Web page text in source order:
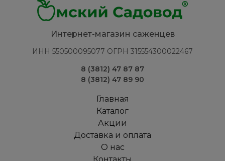
Интернет-магазин саженцев
ИНН 550500095077 ОГРН 315554300022467
8 (3812) 47 87 87
8 (3812) 47 89 90
Главная
Каталог
Акции
Доставка и оплата
О нас